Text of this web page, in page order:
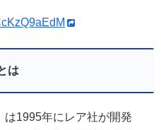
は
は1995年にレア社が開発